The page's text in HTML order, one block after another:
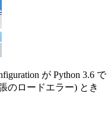
が Python 3.6 で
のロードエラー) とき